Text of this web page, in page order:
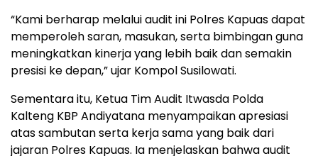
“Kami berharap melalui audit ini Polres Kapuas dapat
memperoleh saran, masukan, serta bimbingan guna
meningkatkan kinerja yang lebih baik dan semakin
presisi ke depan,” ujar Kompol Susilowati.
Sementara itu, Ketua Tim Audit Itwasda Polda
Kalteng KBP Andiyatana menyampaikan apresiasi
atas sambutan serta kerja sama yang baik dari
jajaran Polres Kapuas. Ia menjelaskan bahwa audit